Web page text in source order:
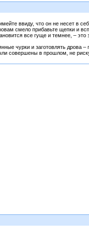
ввиду, что он не несет в
смело прибавьте щепки и
все гуще и темнее, –
чурки и заготовлять дрова
совершены в прошлом, не